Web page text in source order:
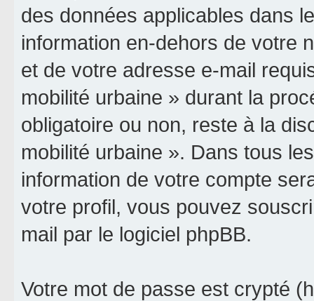
des données applicables dans
information en-dehors de votre
et de votre adresse e-mail
mobilité urbaine » durant la
obligatoire ou non, reste à la
mobilité urbaine ». Dans tous
information de votre compte
votre profil, vous pouvez
mail par le logiciel phpBB.
Votre mot de passe est crypté